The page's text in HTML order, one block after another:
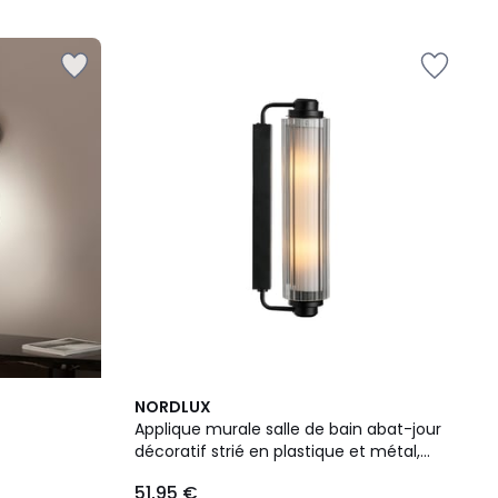
NORDLUX
Applique murale salle de bain abat-jour
décoratif strié en plastique et métal,
2
Couleurs